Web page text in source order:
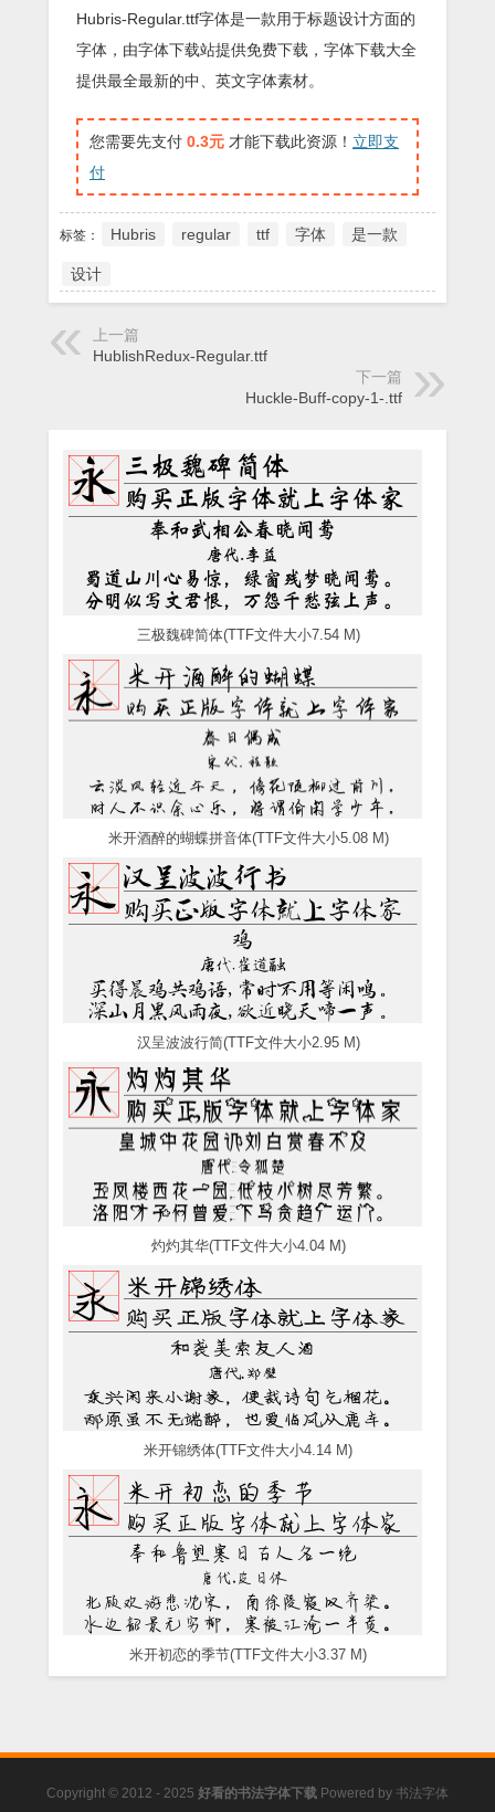
Hubris-Regular.ttf字体是一款用于标题设计方面的
字体，由字体下载站提供免费下载，字体下载大全
提供最全最新的中、英文字体素材。
您需要先支付 0.3元 才能下载此资源！ 立即支
付
标签： Hubris regular ttf 字体 是一款
设计
上一篇
HublishRedux-Regular.ttf
下一篇
Huckle-Buff-copy-1-.ttf
三极魏碑简体(TTF文件大小7.54 M)
米开酒醉的蝴蝶拼音体(TTF文件大小5.08 M)
汉呈波波行简(TTF文件大小2.95 M)
灼灼其华(TTF文件大小4.04 M)
米开锦绣体(TTF文件大小4.14 M)
米开初恋的季节(TTF文件大小3.37 M)
Copyright © 2012 - 2025 好看的书法字体下载 Powered by 书法字体